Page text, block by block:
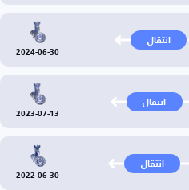
انتقال
2024-06-30
انتقال
2023-07-13
انتقال
2022-06-30